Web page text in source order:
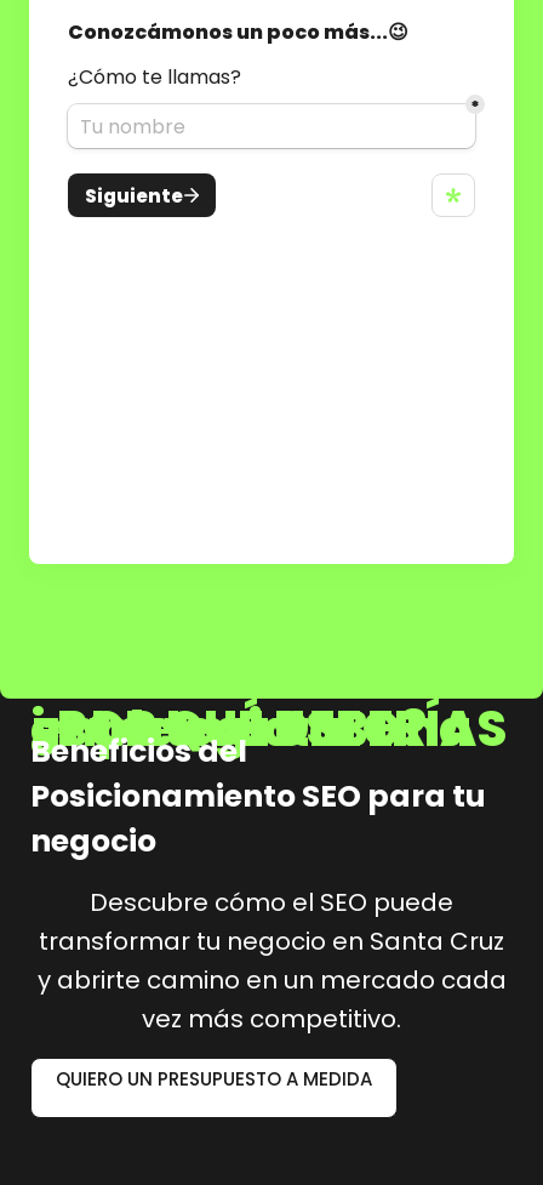
¿POR QUÉ DEBERÍAS implementar una estrategia SEO?
Beneficios del
Posicionamiento SEO para tu
negocio
Descubre cómo el SEO puede
transformar tu negocio en Santa Cruz
y abrirte camino en un mercado cada
vez más competitivo.
QUIERO UN PRESUPUESTO A MEDIDA